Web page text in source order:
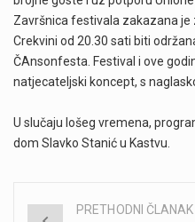
Završnica festivala zakazana je
Crekvini od 20.30 sati biti
ČAnsonfesta. Festival i ove
natjecateljski koncept, s
U slučaju lošeg vremena,
dom Slavko Stanić u Kastvu.
PRETHODNI ČLANAK